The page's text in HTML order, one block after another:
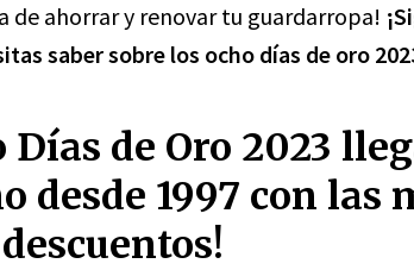
de ahorrar y renovar tu guardarropa!
saber sobre los ocho días de oro
Días de Oro 2023
desde 1997 con las